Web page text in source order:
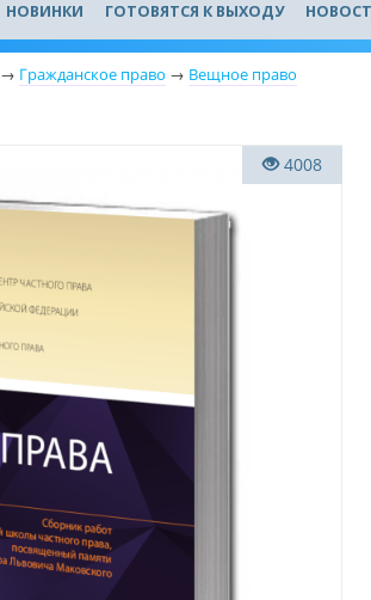
НОВИНКИ ГОТОВЯТСЯ К ВЫХОДУ
→ Гражданское право → Вещное право
4008